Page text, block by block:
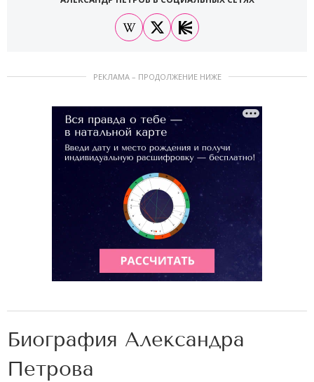
РЕКЛАМА – ПРОДОЛЖЕНИЕ НИЖЕ
Биография Александра
Петрова